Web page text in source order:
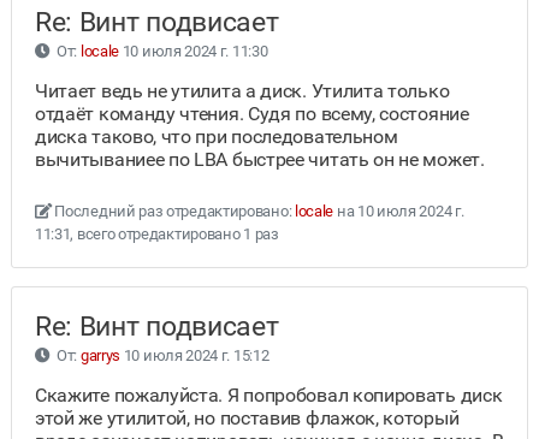
Re: Винт подвисает
От: locale 10 июля 2024 г. 11:30
Читает ведь не утилита а диск. Утилита только
отдаёт команду чтения. Судя по всему, состояние
диска таково, что при последовательном
вычитываниее по LBA быстрее читать он не может.
Последний раз отредактировано: locale на 10 июля 2024 г.
11:31, всего отредактировано 1 раз
Re: Винт подвисает
От: garrys 10 июля 2024 г. 15:12
Скажите пожалуйста. Я попробовал копировать диск
этой же утилитой, но поставив флажок, который